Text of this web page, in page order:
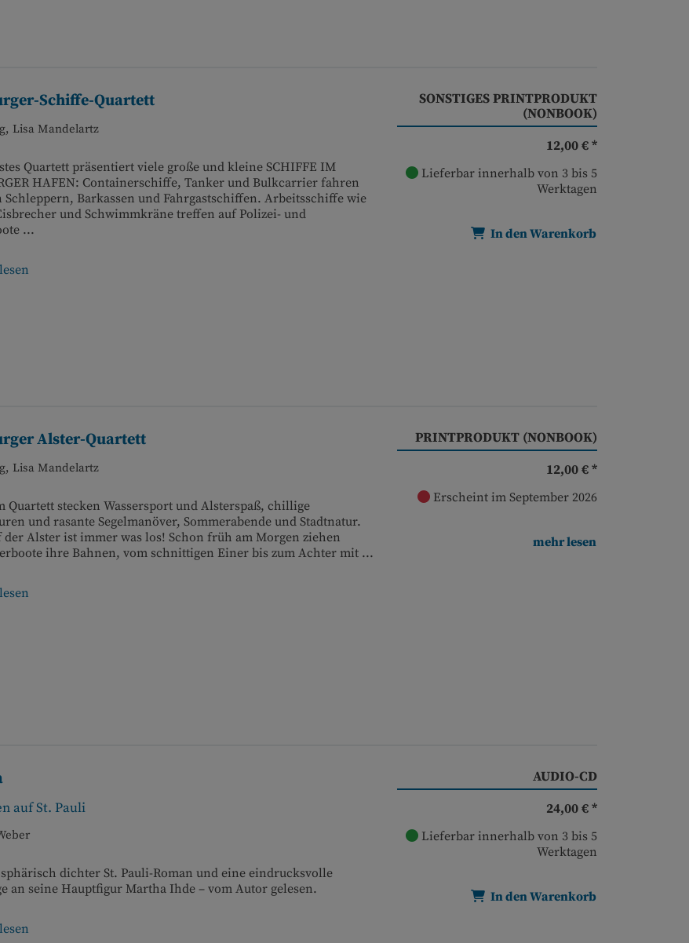
Schiffe-Quartett
Lisa Mandelartz
Quartett präsentiert viele große und kleine SCHIFFE IM
HAFEN: Containerschiffe, Tanker und Bulkcarrier fahren
Schleppern, Barkassen und Fahrgastschiffen. Arbeitsschiffe wie
und Schwimmkräne treffen auf Polizei- und
...
SONSTIGES PRINTPRODUKT
(NONBOOK)
12,00 € *
Lieferbar innerhalb von 3 bis 5
Werktagen
In den Warenkorb
Alster-Quartett
Lisa Mandelartz
Quartett stecken Wassersport und Alsterspaß, chillige
und rasante Segelmanöver, Sommerabende und Stadtnatur.
der Alster ist immer was los! Schon früh am Morgen ziehen
ihre Bahnen, vom schnittigen Einer bis zum Achter mit ...
PRINTPRODUKT (NONBOOK)
12,00 € *
Erscheint im September 2026
mehr lesen
auf St. Pauli
dichter St. Pauli-Roman und eine eindrucksvolle
an seine Hauptfigur Martha Ihde – vom Autor gelesen.
AUDIO-CD
24,00 € *
Lieferbar innerhalb von 3 bis 5
Werktagen
In den Warenkorb